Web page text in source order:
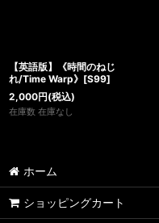
【英語版】《時間のねじ
れ/Time Warp》[S99]
2,000円(税込)
在庫数 在庫なし
ホーム
ショッピングカート